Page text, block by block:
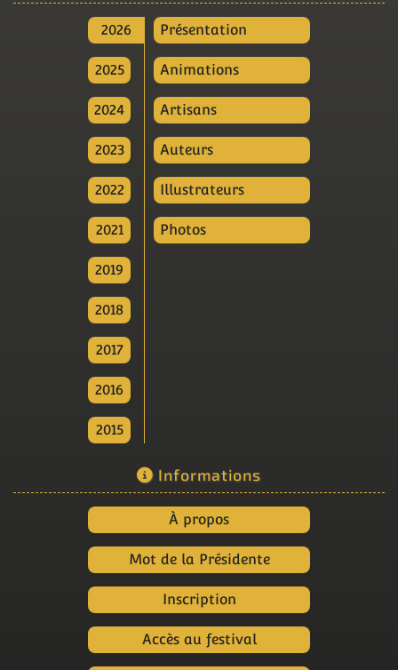
2026
2025
2024
2023
2022
2021
2019
2018
2017
2016
2015
Présentation
Animations
Artisans
Auteurs
Illustrateurs
Photos
Informations
À propos
Mot de la Présidente
Inscription
Accès au festival